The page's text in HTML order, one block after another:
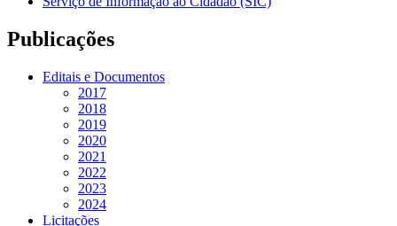
Publicações
Editais e Documentos
2017
2018
2019
2020
2021
2022
2023
2024
Licitações